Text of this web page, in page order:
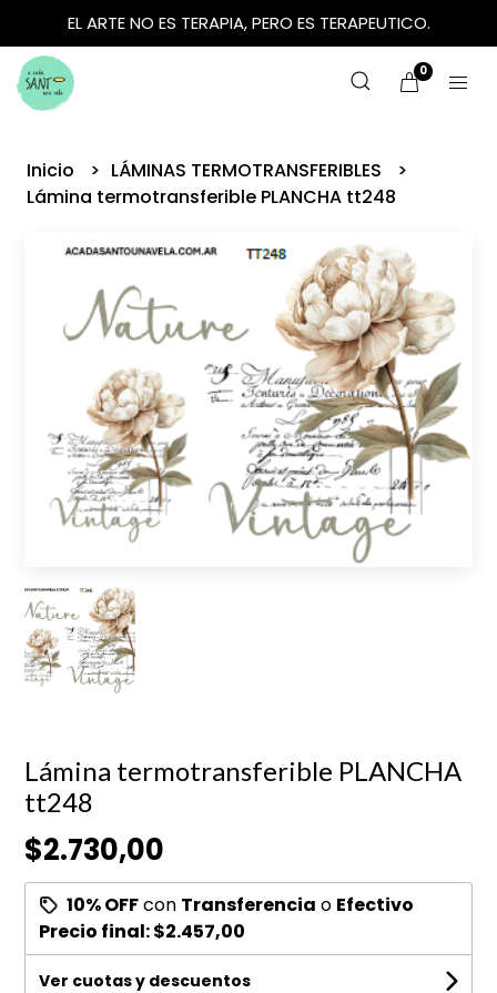
EL ARTE NO ES TERAPIA, PERO ES TERAPEUTICO.
0
Inicio
LÁMINAS TERMOTRANSFERIBLES
Lámina termotransferible PLANCHA tt248
Lámina termotransferible PLANCHA
tt248
$2.730,00
10% OFFcon Transferencia o Efectivo
Precio final:$2.457,00
Ver cuotas y descuentos